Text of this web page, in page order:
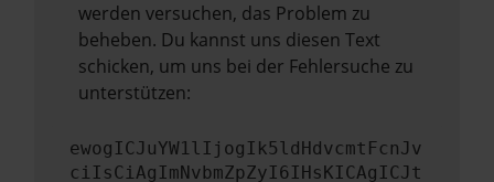
werden versuchen, das Problem zu
beheben. Du kannst uns diesen Text
schicken, um uns bei der Fehlersuche zu
unterstützen:
ewogICJuYW1lIjogIk5ldHdvcmtFcnJv
ciIsCiAgImNvbmZpZyI6IHsKICAgICJt